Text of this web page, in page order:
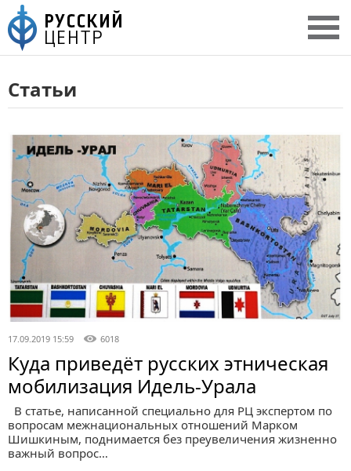
Статьи
17.09.2019 15:59 6018
Куда приведёт русских этническая
мобилизация Идель-Урала
В статье, написанной специально для РЦ экспертом по
вопросам межнациональных отношений Марком
Шишкиным, поднимается без преувеличения жизненно
важный вопрос…